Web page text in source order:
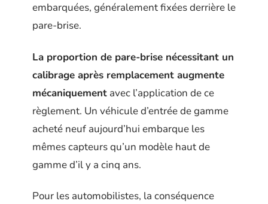
embarquées, généralement fixées derrière le
pare-brise.
La proportion de pare-brise nécessitant un
calibrage après remplacement augmente
mécaniquement avec l’application de ce
règlement. Un véhicule d’entrée de gamme
acheté neuf aujourd’hui embarque les
mêmes capteurs qu’un modèle haut de
gamme d’il y a cinq ans.
Pour les automobilistes, la conséquence